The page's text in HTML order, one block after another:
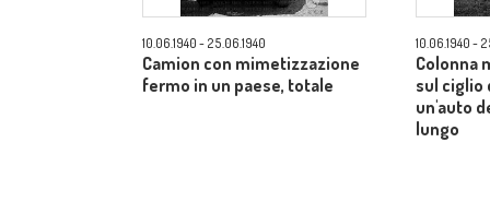
10.06.1940 - 25.06.1940
Camion con mimetizzazione
fermo in un paese, totale
10.06.1940 -
Colonna
sul ciglio
un'auto
lungo